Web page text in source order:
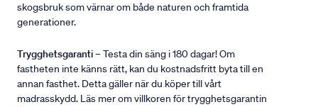
skogsbruk som värnar om både naturen och framtida
generationer.
Trygghetsgaranti– Testa din säng i 180 dagar! Om
fastheten inte känns rätt, kan du kostnadsfritt byta till en
annan fasthet. Detta gäller när du köper till vårt
madrasskydd. Läs mer om villkoren för trygghetsgarantin